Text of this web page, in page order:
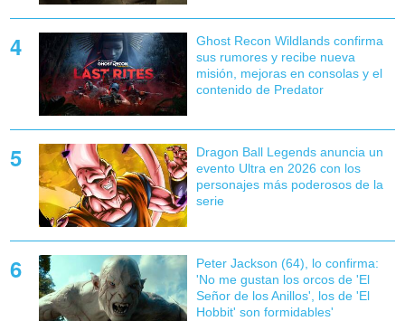
Ghost Recon Wildlands confirma
sus rumores y recibe nueva
misión, mejoras en consolas y el
contenido de Predator
Dragon Ball Legends anuncia un
evento Ultra en 2026 con los
personajes más poderosos de la
serie
Peter Jackson (64), lo confirma:
'No me gustan los orcos de 'El
Señor de los Anillos', los de 'El
Hobbit' son formidables'